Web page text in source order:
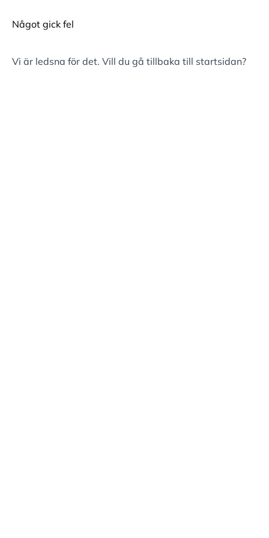
Något gick fel
Vi är ledsna för det. Vill du gå tillbaka till startsidan?